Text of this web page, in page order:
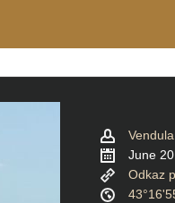
June
Odkaz